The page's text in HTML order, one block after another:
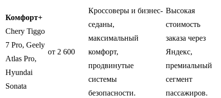
Комфорт+
Chery Tiggo
7 Pro, Geely
Atlas Pro,
Hyundai
Sonata
от 2 600
Кроссоверы и бизнес-
седаны,
максимальный
комфорт,
продвинутые
системы
безопасности.
Высокая
стоимость
заказа через
Яндекс,
премиальный
сегмент
пассажиров.